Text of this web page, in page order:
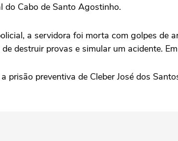
do Cabo de Santo Agostinho.
a servidora foi morta com golpes de
destruir provas e simular um acidente.
prisão preventiva de Cleber José dos